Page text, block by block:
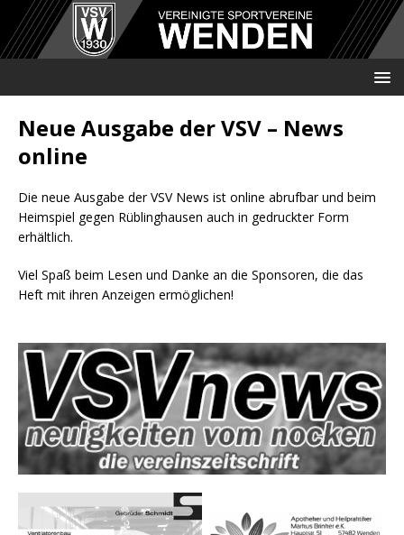
Neue Ausgabe der VSV – News
online
Die neue Ausgabe der VSV News ist online abrufbar und beim
Heimspiel gegen Rüblinghausen auch in gedruckter Form
erhältlich.
Viel Spaß beim Lesen und Danke an die Sponsoren, die das
Heft mit ihren Anzeigen ermöglichen!